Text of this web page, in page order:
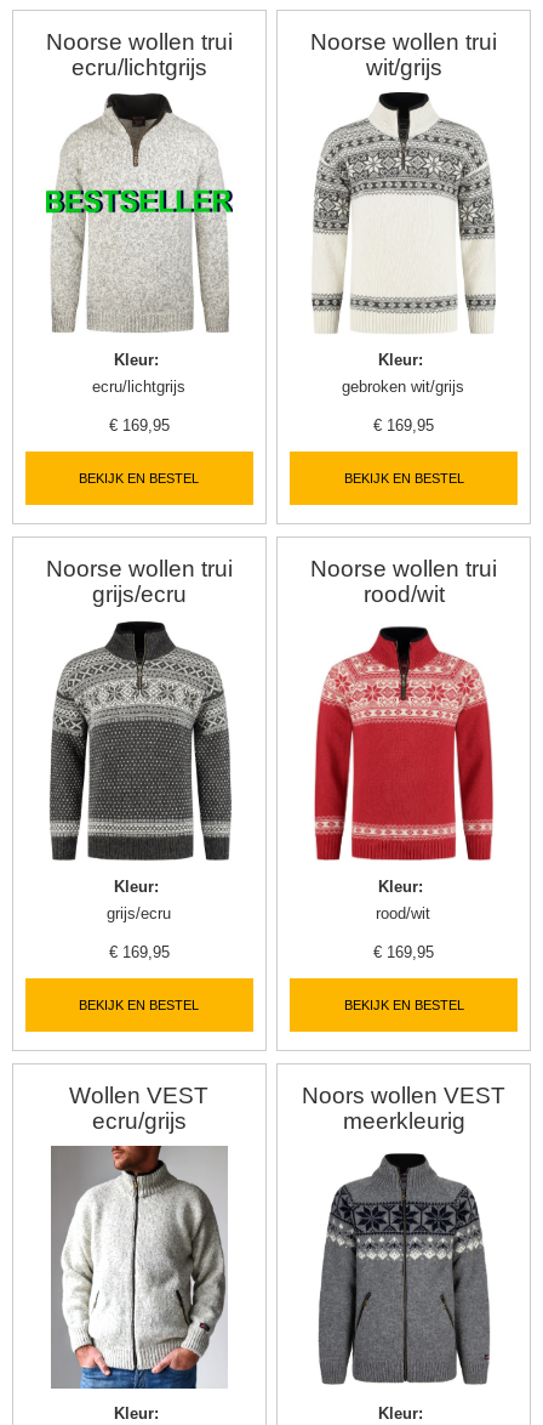
Noorse wollen trui
ecru/lichtgrijs
Kleur:
ecru/lichtgrijs
€ 169,95
BEKIJK EN BESTEL
Noorse wollen trui
wit/grijs
Kleur:
gebroken wit/grijs
€ 169,95
BEKIJK EN BESTEL
Noorse wollen trui
grijs/ecru
Kleur:
grijs/ecru
€ 169,95
BEKIJK EN BESTEL
Noorse wollen trui
rood/wit
Kleur:
rood/wit
€ 169,95
BEKIJK EN BESTEL
Wollen VEST
ecru/grijs
Kleur:
Noors wollen VEST
meerkleurig
Kleur: